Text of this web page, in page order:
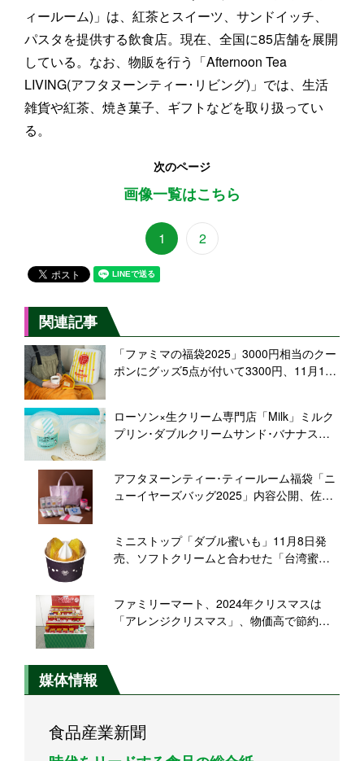
ィールーム)」は、紅茶とスイーツ、サンドイッチ、
パスタを提供する飲食店。現在、全国に85店舗を展開
している。なお、物販を行う「Afternoon Tea
LIVING(アフタヌーンティー･リビング)」では、生活
雑貨や紅茶、焼き菓子、ギフトなどを取り扱ってい
る。
次のページ
画像一覧はこちら
1 2
関連記事
「ファミマの福袋2025」3000円相当のクー
ポンにグッズ5点が付いて3300円、11月13
ローソン×生クリーム専門店「Milk」ミルク
プリン･ダブルクリームサンド･バナナスフ
アフタヌーンティー･ティールーム福袋「ニ
ューイヤーズバッグ2025」内容公開、佐伯
などセットに、予約は11月28日から
ミニストップ「ダブル蜜いも」11月8日発
売、ソフトクリームと合わせた「台湾蜜い
ファミリーマート、2024年クリスマスは
「アレンジクリスマス」、物価高で節約志
媒体情報
食品産業新聞